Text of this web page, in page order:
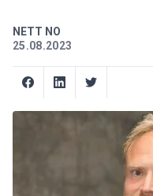
NETT NO
25.08.2023